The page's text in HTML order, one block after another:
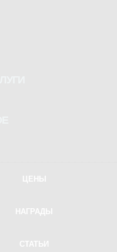
трезвость
ЦЕНЫ
НАГРАДЫ
СТАТЬИ